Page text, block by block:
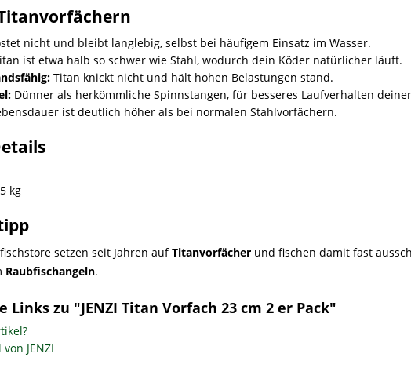
nicht und bleibt langlebig, selbst bei häufigem Einsatz im Wasser.
ist etwa halb so schwer wie Stahl, wodurch dein Köder natürlicher läuft.
Titan knickt nicht und hält hohen Belastungen stand.
Dünner als herkömmliche Spinnstangen, für besseres Laufverhalten
ist deutlich höher als bei normalen Stahlvorfächern.
kg
setzen seit Jahren aufTitanvorfächer und fischen damit fast
Raubfischangeln.
zu "JENZI Titan Vorfach 23 cm 2 er Pack"
JENZI